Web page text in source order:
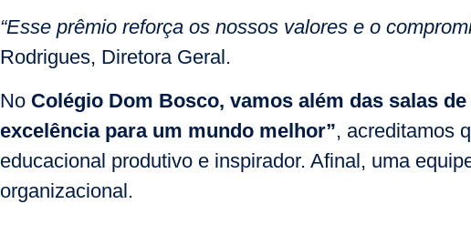
“Esse prêmio reforça os nossos valores e o
Rodrigues, Diretora Geral.
No Colégio Dom Bosco, vamos além das salas de
excelência para um mundo melhor”, acreditamos
educacional produtivo e inspirador. Afinal, uma
organizacional.